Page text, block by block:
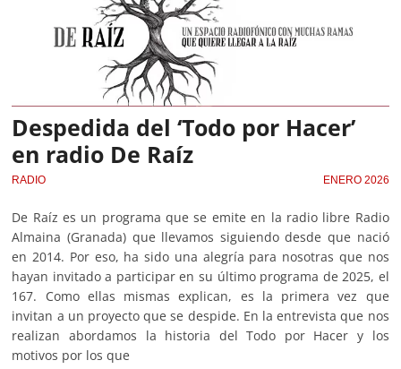
Despedida del ‘Todo por Hacer’
en radio De Raíz
RADIO ENERO 2026
De Raíz es un programa que se emite en la radio libre Radio
Almaina (Granada) que llevamos siguiendo desde que nació
en 2014. Por eso, ha sido una alegría para nosotras que nos
hayan invitado a participar en su último programa de 2025, el
167. Como ellas mismas explican, es la primera vez que
invitan a un proyecto que se despide. En la entrevista que nos
realizan abordamos la historia del Todo por Hacer y los
motivos por los que